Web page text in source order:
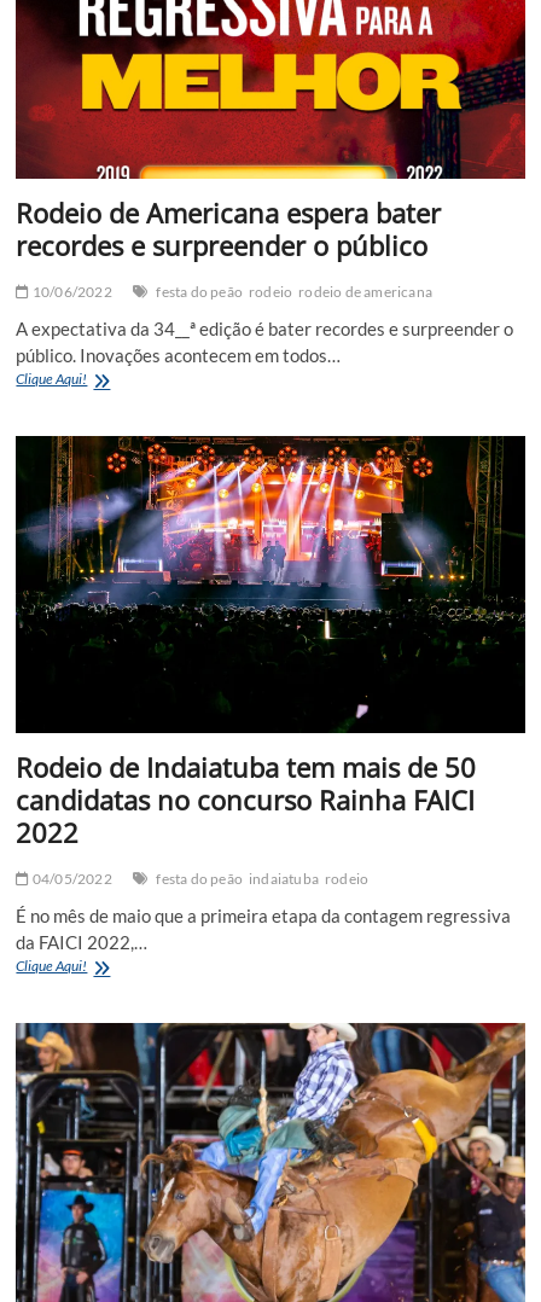
Rodeio de Americana espera bater
recordes e surpreender o público
10/06/2022 festa do peão rodeio rodeio de americana
A expectativa da 34__ª edição é bater recordes e surpreender o
público. Inovações acontecem em todos…
Clique Aqui! Rodeio
espera
bater
recordes
e
surpreender
o
público
Rodeio de Indaiatuba tem mais de 50
candidatas no concurso Rainha FAICI
2022
04/05/2022 festa do peão indaiatuba rodeio
É no mês de maio que a primeira etapa da contagem regressiva
da FAICI 2022,…
Clique Aqui! Rodeio
tem
mais
de
50
candidatas
no
concurso
Rainha
FAICI
2022